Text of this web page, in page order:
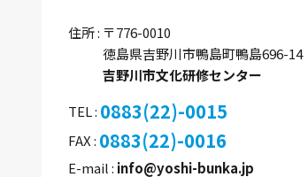
住所 〒776-0010
徳島県吉野川市鴨島町鴨島696-14
吉野川市文化研修センター
TEL 0883(22)-0015
FAX 0883(22)-0016
E-mail info@yoshi-bunka.jp